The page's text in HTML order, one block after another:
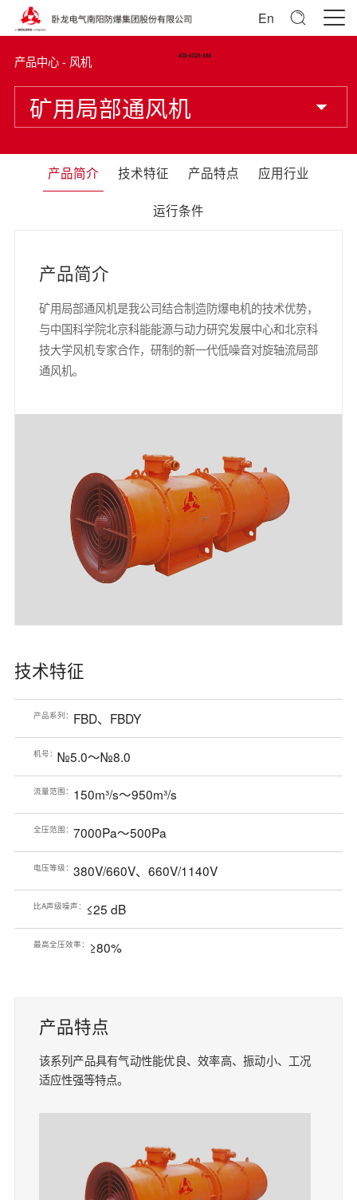
En
产品中心 - 风机
矿用局部通风机
产品简介 技术特征 产品特点 应用行业
运行条件
产品简介
矿用局部通风机是我公司结合制造防爆电机的技术优势，
与中国科学院北京科能能源与动力研究发展中心和北京科
技大学风机专家合作，研制的新一代低噪音对旋轴流局部
通风机。
技术特征
产品系列： FBD、FBDY
机号： №5.0～№8.0
流量范围： 150m³/s～950m³/s
全压范围： 7000Pa～500Pa
电压等级： 380V/660V、660V/1140V​
比A声级噪声： ≤25 dB
最高全压效率： ≥80%
产品特点
该系列产品具有气动性能优良、效率高、振动小、工况
适应性强等特点。